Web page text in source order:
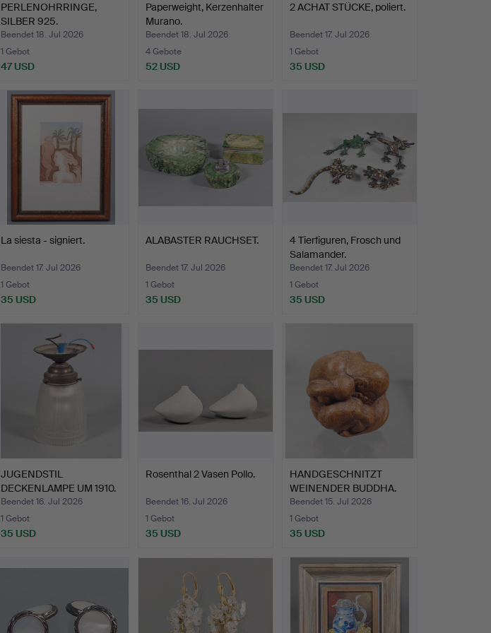
PERLENOHRRINGE,
SILBER 925.
Beendet 18. Jul 2026
1 Gebot
47 USD
Paperweight, Kerzenhalter
Murano.
Beendet 18. Jul 2026
4 Gebote
52 USD
2 ACHAT STÜCKE, poliert.
Beendet 17. Jul 2026
1 Gebot
35 USD
La siesta - signiert.
Beendet 17. Jul 2026
1 Gebot
35 USD
ALABASTER RAUCHSET.
Beendet 17. Jul 2026
1 Gebot
35 USD
4 Tierfiguren, Frosch und
Salamander.
Beendet 17. Jul 2026
1 Gebot
35 USD
JUGENDSTIL
DECKENLAMPE UM 1910.
Beendet 16. Jul 2026
1 Gebot
35 USD
Rosenthal 2 Vasen Pollo.
Beendet 16. Jul 2026
1 Gebot
35 USD
HANDGESCHNITZT
WEINENDER BUDDHA.
Beendet 15. Jul 2026
1 Gebot
35 USD